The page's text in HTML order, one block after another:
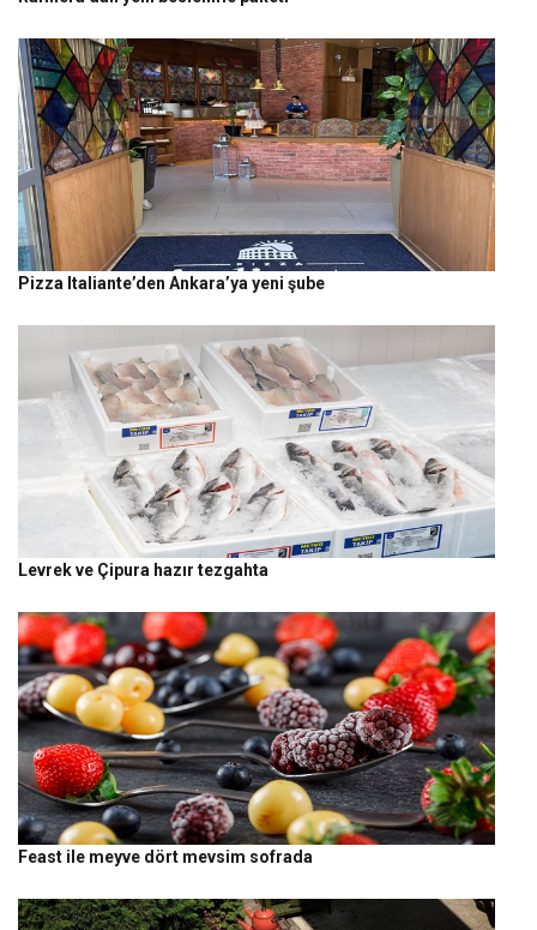
Pizza Italiante’den Ankara’ya yeni şube
Levrek ve Çipura hazır tezgahta
Feast ile meyve dört mevsim sofrada